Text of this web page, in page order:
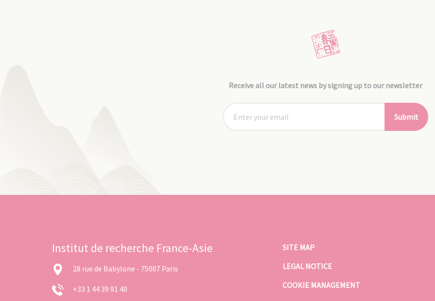
Receive all our latest news by signing up to our newsletter
Submit
Institut de recherche France-Asie
28 rue de Babylone - 75007 Paris
+33 1 44 39 91 40
SITE MAP
LEGAL NOTICE
COOKIE MANAGEMENT